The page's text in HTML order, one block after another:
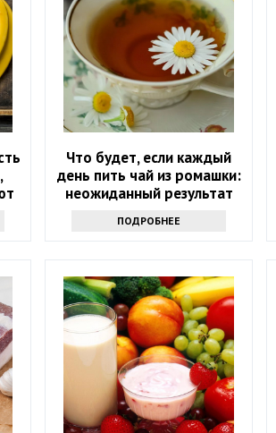
Что будет, если каждый
день пить чай из ромашки:
неожиданный результат
ПОДРОБНЕЕ